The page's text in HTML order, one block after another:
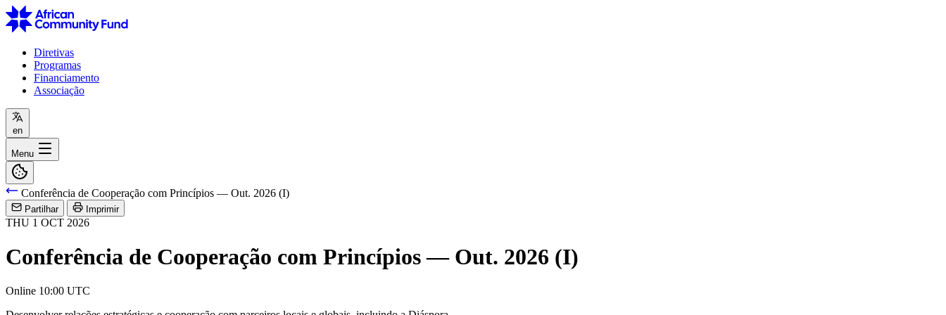
Diretivas
Programas
Financiamento
Associação
en
Menu
Conferência de Cooperação com Princípios — Out. 2026 (I)
Partilhar Imprimir
THU 1 OCT 2026
Conferência de Cooperação com Princípios — Out. 2026 (I)
Online 10:00 UTC